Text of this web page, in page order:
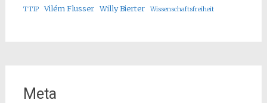
TTIP
Vilém Flusser Willy Bierter Wissenschaftsfreiheit
Meta